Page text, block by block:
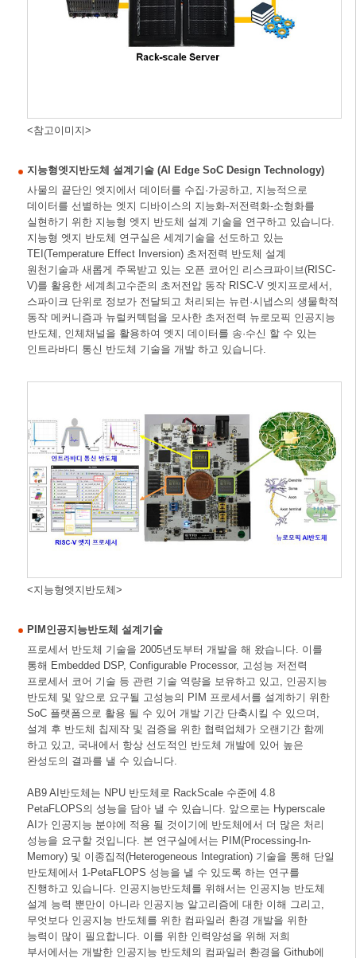
<참고이미지>
지능형엣지반도체 설계기술 (AI Edge SoC Design Technology)
사물의 끝단인 엣지에서 데이터를 수집·가공하고, 지능적으로
데이터를 선별하는 엣지 디바이스의 지능화-저전력화-소형화를
실현하기 위한 지능형 엣지 반도체 설계 기술을 연구하고 있습니다.
지능형 엣지 반도체 연구실은 세계기술을 선도하고 있는
TEI(Temperature Effect Inversion) 초저전력 반도체 설계
원천기술과 새롭게 주목받고 있는 오픈 코어인 리스크파이브(RISC-
V)를 활용한 세계최고수준의 초저전압 동작 RISC-V 엣지프로세서,
스파이크 단위로 정보가 전달되고 처리되는 뉴런·시냅스의 생물학적
동작 메커니즘과 뉴럴커텍텀을 모사한 초저전력 뉴로모픽 인공지능
반도체, 인체채널을 활용하여 엣지 데이터를 송·수신 할 수 있는
인트라바디 통신 반도체 기술을 개발 하고 있습니다.
<지능형엣지반도체>
PIM인공지능반도체 설계기술
프로세서 반도체 기술을 2005년도부터 개발을 해 왔습니다. 이를
통해 Embedded DSP, Configurable Processor, 고성능 저전력
프로세서 코어 기술 등 관련 기술 역량을 보유하고 있고, 인공지능
반도체 및 앞으로 요구될 고성능의 PIM 프로세서를 설계하기 위한
SoC 플랫폼으로 활용 될 수 있어 개발 기간 단축시킬 수 있으며,
설계 후 반도체 칩제작 및 검증을 위한 협력업체가 오랜기간 함께
하고 있고, 국내에서 항상 선도적인 반도체 개발에 있어 높은
완성도의 결과를 낼 수 있습니다.
AB9 AI반도체는 NPU 반도체로 RackScale 수준에 4.8
PetaFLOPS의 성능을 담아 낼 수 있습니다. 앞으로는 Hyperscale
AI가 인공지능 분야에 적용 될 것이기에 반도체에서 더 많은 처리
성능을 요구할 것입니다. 본 연구실에서는 PIM(Processing-In-
Memory) 및 이종집적(Heterogeneous Integration) 기술을 통해 단일
반도체에서 1-PetaFLOPS 성능을 낼 수 있도록 하는 연구를
진행하고 있습니다. 인공지능반도체를 위해서는 인공지능 반도체
설계 능력 뿐만이 아니라 인공지능 알고리즘에 대한 이해 그리고,
무엇보다 인공지능 반도체를 위한 컴파일러 환경 개발을 위한
능력이 많이 필요합니다. 이를 위한 인력양성을 위해 저희
부서에서는 개발한 인공지능 반도체의 컴파일러 환경을 Github에